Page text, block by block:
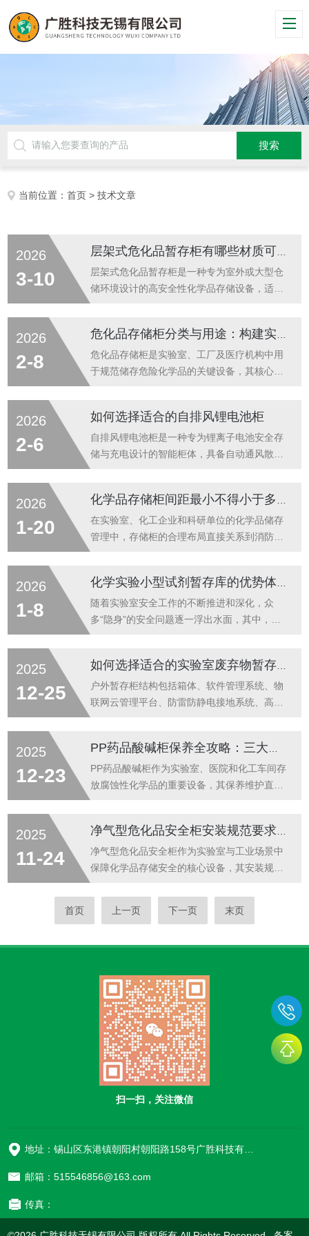
当前位置：首页 > 技术文章
2026
3-10
层架式危化品暂存柜有哪些材质可选
层架式危化品暂存柜是一种专为室外或大型仓
储环境设计的高安全性化学品存储设备，适用
危化品的分类、防泄漏、防爆与智能监控管
理。层架式危化品暂存柜的材质选择需根据储
存化学品的性质、使用环境及安全标准综合确
存放易燃液体、可燃物及一般化学品，具备高
强度、防火防爆性能。‌结构特点‌：采用1.2mm
以上双层冷轧钢板或镀锌钢板...
2026
2-8
危化品存储柜分类与用途：构建实验室安全的第一道防线
危化品存储柜是实验室、工厂及医疗机构中用
于规范储存危险化学品的关键设备，其核心价
准（如GB/T15098-2008、DB4403/T79），
危化品存储柜主要依据化学品的物理化学性质
及危险特性进行分类，并采用国际通用的“五色
的分类严格遵循“化学性质相容”与“风险等级匹
配”的原则，具体分为以下五大类：1.黄色柜
（易燃液体...
2026
2-6
如何选择适合的自排风锂电池柜
自排风锂电池柜是一种专为锂离子电池安全存
储与充电设计的智能柜体，具备自动通风散热
于电动自行车集中充电站、工厂电池暂存区、
储能电站及物流中心等场景。选择适合的自排
风锂电池柜，关键在于‌匹配使用场景的安全需
智能排风、防火防爆与合规性。明确使用场景
与核心需求:电动自行车集中充电点‌-快速散
热、防止过热起火-主动排风+温控启...
2026
1-20
化学品存储柜间距最小不得小于多少
在实验室、化工企业和科研单位的化学品储存
管理中，存储柜的合理布局直接关系到消防安
间距要求，导致柜体间距过小，不仅影响通风
散热、增加火灾风险，更可能在紧急情况下阻
碍人员疏散和消防救援。化学品存储柜间距并
性要求。理解最小间距的设定依据、不同场景
下的具体数值以及间距不足可能引发的风险，
是确保化学品储存场所本质安全的关键前
2026
1-8
化学实验小型试剂暂存库的优势体现
随着实验室安全工作的不断推进和深化，众
多“隐身”的安全问题逐一浮出水面，其中，化
广、危险源多、技术缺陷和管理体系不够*等，
易发生火灾、爆炸、毒害和生物安全等重大安
全事故，化学小型试剂库是容易发生安全事故
品库报警系统、危化品存储系统、消防系统
等。化学实验小型试剂暂存库的优势：安全性
提升：‌风险隔离‌：通过分类分区存放，...
2025
12-25
如何选择适合的实验室废弃物暂存柜
户外暂存柜结构包括箱体、软件管理系统、物
联网云管理平台、防雷防静电接地系统、高清
防智能管理系统、防腐系统、内部分类储存系
统、通风排气系统、漏液回收系统、废气净化
处理系统、个人防护系统、清洁用品储备系
择实际使用需求的功能系统。选实验室废弃物
暂存柜，核心是‌匹配你的废弃物类型和实验室
环境‌，同时确保合规和耐用：先明确你的废
2025
12-23
PP药品酸碱柜保养全攻略：三大核心要点让设备更耐用
PP药品酸碱柜作为实验室、医院和化工车间存
放腐蚀性化学品的重要设备，其保养维护直接
存储安全，为实验和医疗工作提供可靠保障。
本文将为您详细介绍PP药品酸碱柜的保养要
点。一、日常清洁与使用规范1.pp药品酸碱柜
清洁剂或钢丝球，以免损伤防腐层。清洁内部
板是否变形开裂，有问题及时更换。对...
2025
11-24
净气型危化品安全柜安装规范要求解析
净气型危化品安全柜作为实验室与工业场景中
保障化学品存储安全的核心设备，其安装规范
置及安全防护四个维度，系统梳理其安装规范
环境净气型危化品安全柜需放置在干燥、通风
气源及阳光直射区域。根据国际标准，柜体与
明火或热源的直线距离应≥15米，与电力设施
≥5米；若为可燃气体储存柜，与氧化性气体储
存柜的间距需≥20米。此外，柜体底部需...
首页 上一页 下一页 末页
扫一扫，关注微信
地址：锡山区东港镇朝阳村朝阳路158号广胜科技有限公司
邮箱：515546856@163.com
传真：